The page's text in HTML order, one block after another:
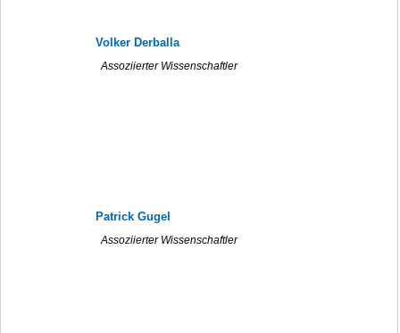
Volker Derballa
Assoziierter Wissenschaftler
Patrick Gugel
Assoziierter Wissenschaftler